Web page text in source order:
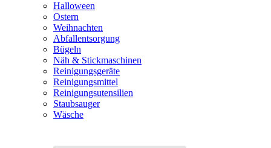
Halloween
Ostern
Weihnachten
Abfallentsorgung
Bügeln
Näh & Stickmaschinen
Reinigungsgeräte
Reinigungsmittel
Reinigungsutensilien
Staubsauger
Wäsche